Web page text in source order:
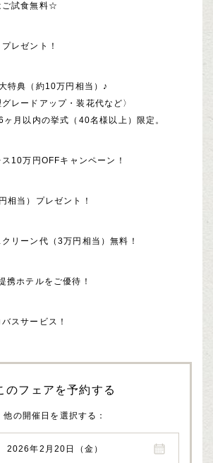
ご試食無料☆
レゼント！
特典（約10万円相当）♪
レードアップ・装花代など〉
月以内の挙式（40名様以上）限定。
10万円OFFキャンペーン！
相当）プレゼント！
リーン代（3万円相当）無料！
携ホテルをご優待！
スサービス！
のフェアを予約する
他の開催日を選択する
2026年2月20日（金）